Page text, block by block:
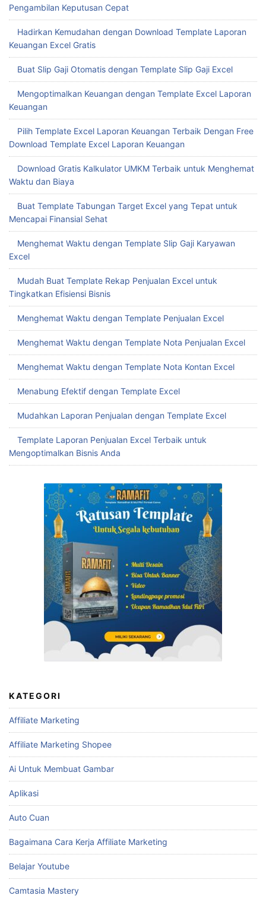
Pengambilan Keputusan Cepat
Hadirkan Kemudahan dengan Download Template Laporan
Keuangan Excel Gratis
Buat Slip Gaji Otomatis dengan Template Slip Gaji Excel
Mengoptimalkan Keuangan dengan Template Excel Laporan
Keuangan
Pilih Template Excel Laporan Keuangan Terbaik Dengan Free
Download Template Excel Laporan Keuangan
Download Gratis Kalkulator UMKM Terbaik untuk Menghemat
Waktu dan Biaya
Buat Template Tabungan Target Excel yang Tepat untuk
Mencapai Finansial Sehat
Menghemat Waktu dengan Template Slip Gaji Karyawan
Excel
Mudah Buat Template Rekap Penjualan Excel untuk
Tingkatkan Efisiensi Bisnis
Menghemat Waktu dengan Template Penjualan Excel
Menghemat Waktu dengan Template Nota Penjualan Excel
Menghemat Waktu dengan Template Nota Kontan Excel
Menabung Efektif dengan Template Excel
Mudahkan Laporan Penjualan dengan Template Excel
Template Laporan Penjualan Excel Terbaik untuk
Mengoptimalkan Bisnis Anda
KATEGORI
Affiliate Marketing
Affiliate Marketing Shopee
Ai Untuk Membuat Gambar
Aplikasi
Auto Cuan
Bagaimana Cara Kerja Affiliate Marketing
Belajar Youtube
Camtasia Mastery